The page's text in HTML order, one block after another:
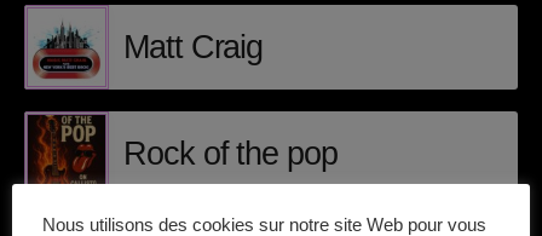
avril 2025
mai 2024
avril 2020
mars 2020
mars 2018
Matt Craig
Rock of the pop
Nous utilisons des cookies sur notre site Web pour vous